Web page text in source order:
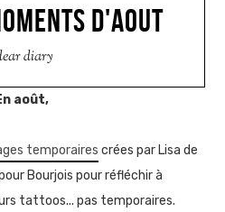
D'AOUT
diary
août,
temporaires crées par Lisa de
Bourjois pour réfléchir à
tattoos... pas temporaires.